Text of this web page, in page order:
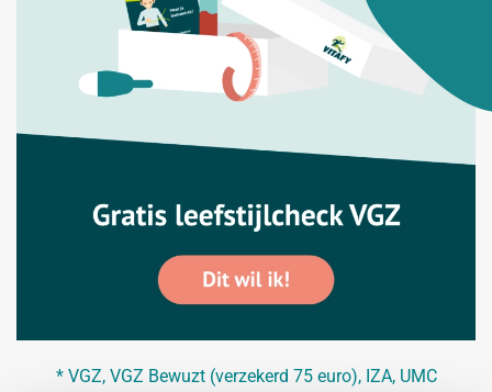
* VGZ, VGZ Bewuzt (verzekerd 75 euro), IZA, UMC